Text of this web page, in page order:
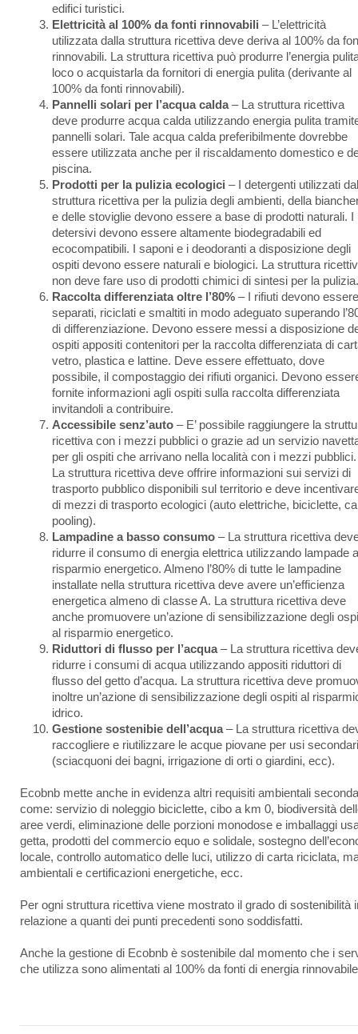
edifici turistici.
Elettricità al 100% da fonti rinnovabili – L’elettricità
utilizzata dalla struttura ricettiva deve deriva al 100% da
rinnovabili. La struttura ricettiva può produrre l’energia
loco o acquistarla da fornitori di energia pulita (derivante al
100% da fonti rinnovabili).
Pannelli solari per l’acqua calda– La struttura ricettiva
deve produrre acqua calda utilizzando energia pulita
pannelli solari. Tale acqua calda preferibilmente dovrebbe
essere utilizzata anche per il riscaldamento domestico e
piscina.
Prodotti per la pulizia ecologici – I detergenti utilizzati
struttura ricettiva per la pulizia degli ambienti, della
e delle stoviglie devono essere a base di prodotti naturali. I
detersivi devono essere altamente biodegradabili ed
ecocompatibili. I saponi e i deodoranti a disposizione degli
ospiti devono essere naturali e biologici. La struttura
non deve fare uso di prodotti chimici di sintesi per la pulizia.
Raccolta differenziata oltre l’80% – I rifiuti devono essere
separati, riciclati e smaltiti in modo adeguato superando
di differenziazione. Devono essere messi a disposizione
ospiti appositi contenitori per la raccolta differenziata di
vetro, plastica e lattine. Deve essere effettuato, dove
possibile, il compostaggio dei rifiuti organici. Devono
fornite informazioni agli ospiti sulla raccolta differenziata
invitandoli a contribuire.
Accessibile senz’auto – E’ possibile raggiungere la
ricettiva con i mezzi pubblici o grazie ad un servizio
per gli ospiti che arrivano nella località con i mezzi pubblici.
La struttura ricettiva deve offrire informazioni sui servizi di
trasporto pubblico disponibili sul territorio e deve
di mezzi di trasporto ecologici (auto elettriche, biciclette,
pooling).
Lampadine a basso consumo – La struttura ricettiva
ridurre il consumo di energia elettrica utilizzando lampade a
risparmio energetico. Almeno l’80% di tutte le lampadine
installate nella struttura ricettiva deve avere un’efficienza
energetica almeno di classe A. La struttura ricettiva deve
anche promuovere un’azione di sensibilizzazione degli
al risparmio energetico.
Riduttori di flusso per l’acqua– La struttura ricettiva
ridurre i consumi di acqua utilizzando appositi riduttori di
flusso del getto d’acqua. La struttura ricettiva deve
inoltre un’azione di sensibilizzazione degli ospiti al
idrico.
Gestione sostenibie dell’acqua– La struttura ricettiva
raccogliere e riutilizzare le acque piovane per usi secondari
(sciacquoni dei bagni, irrigazione di orti o giardini, ecc).
Ecobnb mette anche in evidenza altri requisiti ambientali
come: servizio di noleggio biciclette, cibo a km 0, biodiversità
aree verdi, eliminazione delle porzioni monodose e imballaggi
getta, prodotti del commercio equo e solidale, sostegno
locale, controllo automatico delle luci, utilizzo di carta riciclata,
ambientali e certificazioni energetiche, ecc.
Per ogni struttura ricettiva viene mostrato il grado di sostenibilità
relazione a quanti dei punti precedenti sono soddisfatti.
Anche la gestione di Ecobnb è sostenibile dal momento che i
che utilizza sono alimentati al 100% da fonti di energia